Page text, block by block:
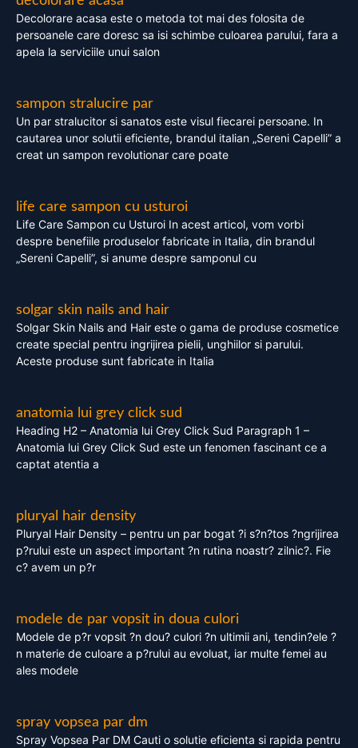
Decolorare acasa este o metoda tot mai des folosita de
persoanele care doresc sa isi schimbe culoarea parului, fara a
apela la serviciile unui salon
sampon stralucire par
Un par stralucitor si sanatos este visul fiecarei persoane. In
cautarea unor solutii eficiente, brandul italian „Sereni Capelli” a
creat un sampon revolutionar care poate
life care sampon cu usturoi
Life Care Sampon cu Usturoi In acest articol, vom vorbi
despre benefiile produselor fabricate in Italia, din brandul
„Sereni Capelli”, si anume despre samponul cu
solgar skin nails and hair
Solgar Skin Nails and Hair este o gama de produse cosmetice
create special pentru ingrijirea pielii, unghiilor si parului.
Aceste produse sunt fabricate in Italia
anatomia lui grey click sud
Heading H2 – Anatomia lui Grey Click Sud Paragraph 1 –
Anatomia lui Grey Click Sud este un fenomen fascinant ce a
captat atentia a
pluryal hair density
Pluryal Hair Density – pentru un par bogat ?i s?n?tos ?ngrijirea
p?rului este un aspect important ?n rutina noastr? zilnic?. Fie
c? avem un p?r
modele de par vopsit in doua culori
Modele de p?r vopsit ?n dou? culori ?n ultimii ani, tendin?ele ?
n materie de culoare a p?rului au evoluat, iar multe femei au
ales modele
spray vopsea par dm
Spray Vopsea Par DM Cauti o solutie eficienta si rapida pentru